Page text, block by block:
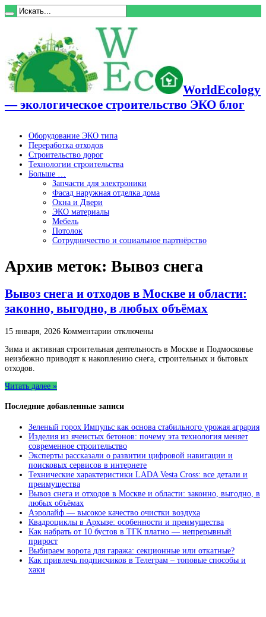
WorldEcology
— экологическое строительство ЭКО блог
Оборудование ЭКО типа
Переработка отходов
Строительство дорог
Технологии строительства
Больше …
Запчасти для электроники
Фасад наружная отделка дома
Окна и Двери
ЭКО материалы
Мебель
Потолок
Сотрудничество и социальное партнёрство
Архив меток: Вывоз снега
Вывоз снега и отходов в Москве и области:
законно, выгодно, в любых объёмах
15 января, 2026 Комментарии к
Вывоз
снега
и
законно,
выгодно,
в
любых
объёмах
отключены
Зима и активная строительная деятельность в Москве и Подмосковье
неизбежно приводят к накоплению снега, строительных и бытовых
отходов.
Читать далее »
Последние добавленные записи
Зеленый горох Импульс как основа стабильного урожая агрария
Изделия из ячеистых бетонов: почему эта технология меняет
современное строительство
Эксперты рассказали о развитии цифровой навигации и
поисковых сервисов в интернете
Технические характеристики LADA Vesta Cross: все детали и
преимущества
Вывоз снега и отходов в Москве и области: законно, выгодно, в
любых объёмах
Аэролайф — высокое качество очистки воздуха
Квадроциклы в Архызе: особенности и преимущества
Как набрать от 10 бустов в ТГК платно — непрерывный
прирост
Выбираем ворота для гаража: секционные или откатные?
Как привлечь подписчиков в Телеграм – топовые способы и
хаки